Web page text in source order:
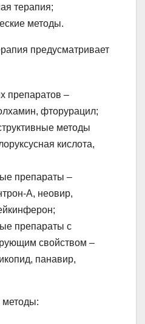
терапия;
методы.
предусматривает
препаратов –
фторурацил;
методы
кислота,
препараты –
А, неовир,
препараты с
свойством –
панавир,
методы: